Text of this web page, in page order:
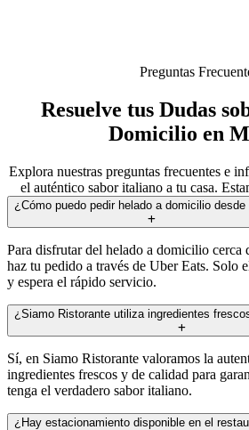
Preguntas
Resuelve tus Dudas
Domicilio en
Explora nuestras preguntas frecuentes e
el auténtico sabor italiano a tu casa.
¿Cómo puedo pedir helado a domicilio desde
Para disfrutar del helado a domicilio cerca
haz tu pedido a través de Uber Eats. Solo
y espera el rápido servicio.
¿Siamo Ristorante utiliza ingredientes
Sí, en Siamo Ristorante valoramos la
ingredientes frescos y de calidad para
tenga el verdadero sabor italiano.
¿Hay estacionamiento disponible en el